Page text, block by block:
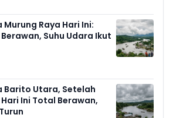
Raya Hari Ini:
Suhu Udara Ikut
Barito Utara, Setelah
Ini Total Berawan,